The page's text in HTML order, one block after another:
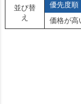
並び替
え
優先度順
価格が高